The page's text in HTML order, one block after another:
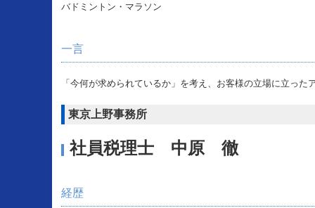
バドミントン・マラソン
一言
「今何が求められているか」を考え、お客様の立場に立った
東京上野事務所
社員税理士 中原 徹
経歴